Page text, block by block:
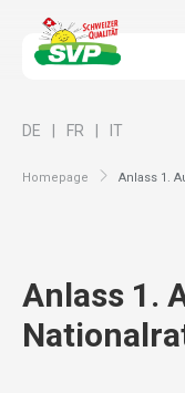
Homepage Anlass 1.
DE FR IT
Anlass 1.